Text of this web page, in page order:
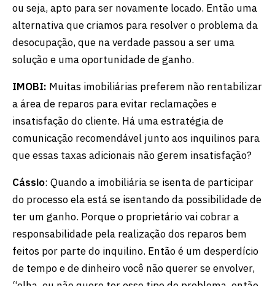
ou seja, apto para ser novamente locado. Então uma
alternativa que criamos para resolver o problema da
desocupação, que na verdade passou a ser uma
solução e uma oportunidade de ganho.
IMOBI: Muitas imobiliárias preferem não rentabilizar
a área de reparos para evitar reclamações e
insatisfação do cliente. Há uma estratégia de
comunicação recomendável junto aos inquilinos para
que essas taxas adicionais não gerem insatisfação?
Cássio: Quando a imobiliária se isenta de participar
do processo ela está se isentando da possibilidade de
ter um ganho. Porque o proprietário vai cobrar a
responsabilidade pela realização dos reparos bem
feitos por parte do inquilino. Então é um desperdício
de tempo e de dinheiro você não querer se envolver,